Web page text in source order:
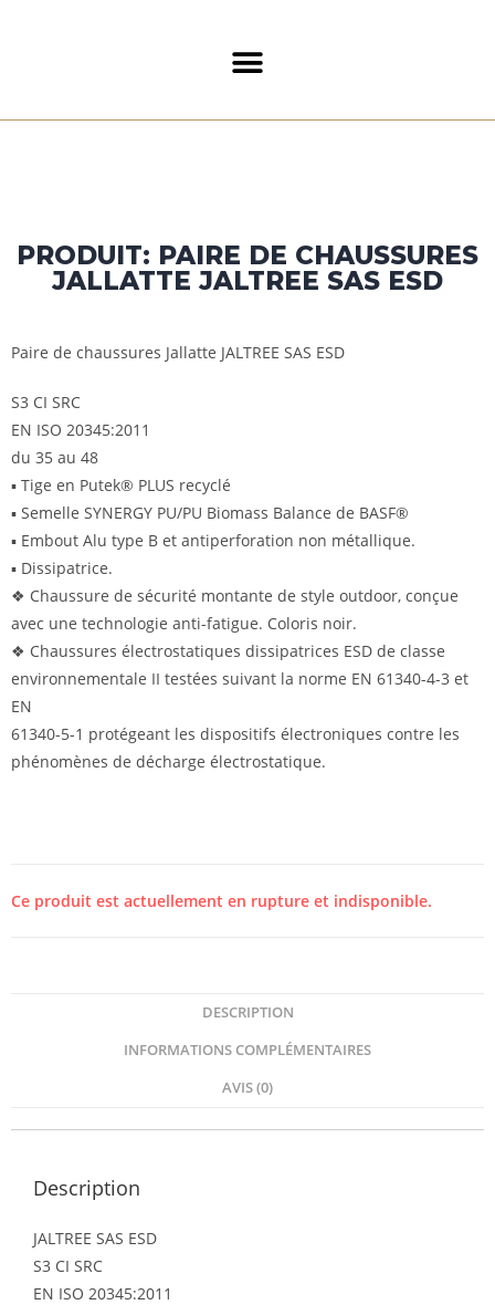
PRODUIT: PAIRE DE CHAUSSURES
JALLATTE JALTREE SAS ESD
Paire de chaussures Jallatte JALTREE SAS ESD
S3 CI SRC
EN ISO 20345:2011
du 35 au 48
▪ Tige en Putek® PLUS recyclé
▪ Semelle SYNERGY PU/PU Biomass Balance de BASF®
▪ Embout Alu type B et antiperforation non métallique.
▪ Dissipatrice.
❖ Chaussure de sécurité montante de style outdoor, conçue
avec une technologie anti-fatigue. Coloris noir.
❖ Chaussures électrostatiques dissipatrices ESD de classe
environnementale II testées suivant la norme EN 61340-4-3 et
EN
61340-5-1 protégeant les dispositifs électroniques contre les
phénomènes de décharge électrostatique.
Ce produit est actuellement en rupture et indisponible.
DESCRIPTION
INFORMATIONS COMPLÉMENTAIRES
AVIS (0)
Description
JALTREE SAS ESD
S3 CI SRC
EN ISO 20345:2011